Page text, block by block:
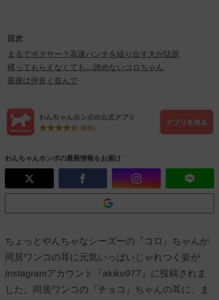
目次
まるでボクサー？高速パンチを繰り出す犬が話題
構ってもらえなくても…諦めないコロちゃん
最後は仲良く並んで
わんちゃんホンポの最新情報をお届け
ちょっとやんちゃなシーズーの『コロ』ちゃんが
同居ワンコの耳に元気いっぱいじゃれつく姿が
Instagramアカウント『akiko977』に投稿されま
した。同居ワンコの『チョコ』ちゃんの耳に、ま